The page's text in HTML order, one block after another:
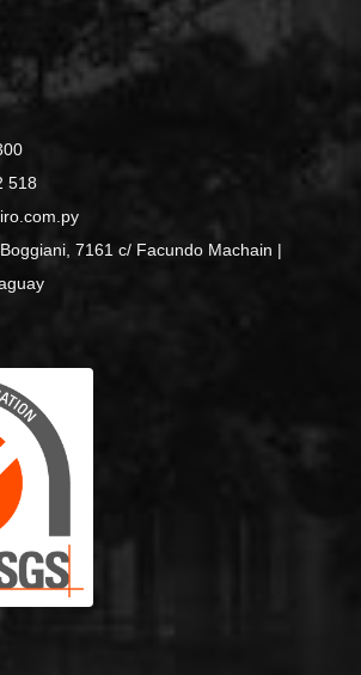
518
7161 c/ Facundo Machain |